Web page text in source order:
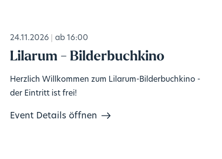
24.11.2026 ab 16:00
Lilarum - Bilderbuchkino
Herzlich Willkommen zum Lilarum-Bilderbuchkino -
der Eintritt ist frei!
Event Details öffnen